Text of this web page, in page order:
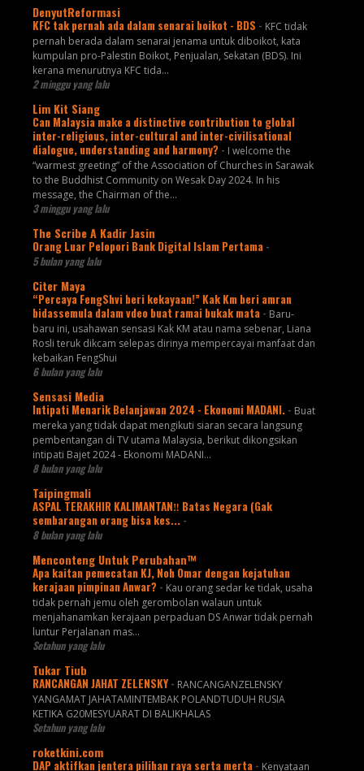
DenyutReformasi
KFC tak pernah ada dalam senarai boikot - BDS - KFC tidak
pernah berada dalam senarai jenama untuk diboikot, kata
kumpulan pro-Palestin Boikot, Penjualan, Sekatan (BDS). Ini
kerana menurutnya KFC tida...
2 minggu yang lalu
Lim Kit Siang
Can Malaysia make a distinctive contribution to global
inter-religious, inter-cultural and inter-civilisational
dialogue, understanding and harmony? - I welcome the
“warmest greeting” of the Association of Churches in Sarawak
to the Buddhist Community on Wesak Day 2024. In his
message, the Chairman of the...
3 minggu yang lalu
The Scribe A Kadir Jasin
Orang Luar Pelopori Bank Digital Islam Pertama -
5 bulan yang lalu
Citer Maya
“Percaya FengShvi beri kekayaan!” Kak Km beri amran
bidassemula dalam vdeo buat ramai bukak mata - Baru-
baru ini, usahawan sensasi Kak KM atau nama sebenar, Liana
Rosli teruk dikcam selepas dirinya mempercayai manfaat dan
kebaikan FengShui
6 bulan yang lalu
Sensasi Media
Intipati Menarik Belanjawan 2024 - Ekonomi MADANI. - Buat
mereka yang tidak dapat mengikuti siaran secara langsung
pembentangan di TV utama Malaysia, berikut dikongsikan
intipati Bajet 2024 - Ekonomi MADANI...
8 bulan yang lalu
Taipingmali
ASPAL TERAKHIR KALIMANTAN‼️ Batas Negara (Gak
sembarangan orang bisa kes... -
8 bulan yang lalu
Menconteng Untuk Perubahan™
Apa kaitan pemecatan KJ, Noh Omar dengan kejatuhan
kerajaan pimpinan Anwar? - Kau orang sedar ke tidak, usaha
tidak pernah jemu oleh gerombolan walaun untuk
menjahanamkan kerajaan perpaduan DS Anwar tidak pernah
luntur Perjalanan mas...
Setahun yang lalu
Tukar Tiub
RANCANGAN JAHAT ZELENSKY - RANCANGANZELENSKY
YANGAMAT JAHATAMINTEMBAK POLANDTUDUH RUSIA
KETIKA G20MESYUARAT DI BALIKHALAS
Setahun yang lalu
roketkini.com
DAP aktifkan jentera pilihan raya serta merta - Kenyataan